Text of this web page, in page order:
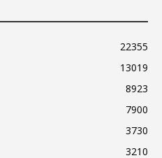
22355
13019
8923
7900
3730
3210